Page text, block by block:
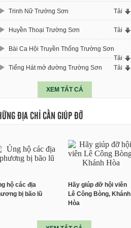
Trinh Nữ Trường Sơn Tải
Huyền Thoại Trường Sơn Tải
Bài Ca Hội Truyền Thống Trường Sơn
Tải
Tiếng Hát mở đường Trường Sơn
Tải
XEM TẤT CẢ
ĐỊA CHỈ CẦN GIÚP ĐỠ
hộ các địa
bị bão lũ
Hãy giúp đỡ hội viên
Lê Công Bòng, Khánh
Hòa